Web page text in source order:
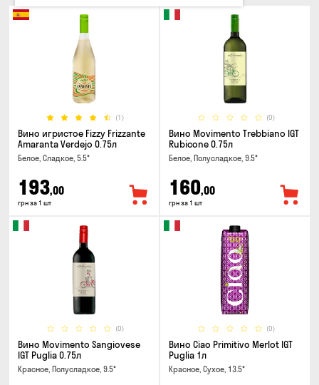
(1)
Вино игристое Fizzy Frizzante
Amaranta Verdejo 0.75л
Белое, Сладкое, 5.5°
193,00
грн за 1 шт
(0)
Вино Movimento Trebbiano IGT
Rubicone 0.75л
Белое, Полусладкое, 9.5°
160,00
грн за 1 шт
(0)
Вино Movimento Sangiovese
IGT Puglia 0.75л
Красное, Полусладкое, 9.5°
(0)
Вино Ciao Primitivo Merlot IGT
Puglia 1л
Красное, Сухое, 13.5°